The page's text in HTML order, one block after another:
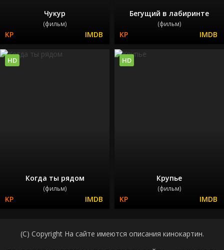
Чукур
(фильм)
Бегущий в лабиринте
(фильм)
Когда ты рядом
(фильм)
HD
Крупье
(фильм)
HD
(C) Copyright На сайте имеются описания кинокартин.